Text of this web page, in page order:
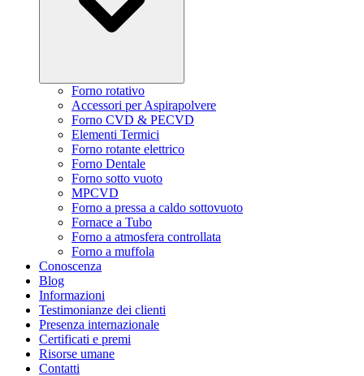
Forno rotativo
Accessori per Aspirapolvere
Forno CVD & PECVD
Elementi Termici
Forno rotante elettrico
Forno Dentale
Forno sotto vuoto
MPCVD
Forno a pressa a caldo sottovuoto
Fornace a Tubo
Forno a atmosfera controllata
Forno a muffola
Conoscenza
Blog
Informazioni
Testimonianze dei clienti
Presenza internazionale
Certificati e premi
Risorse umane
Contatti